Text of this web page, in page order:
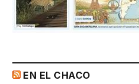
EN EL CHACO